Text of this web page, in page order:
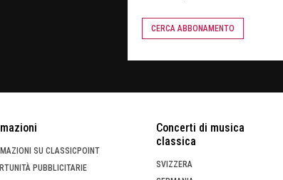
CERCA ABBONAMENTO
SU CLASSICPOINT
PUBBLICITARIE
Concerti di musica
classica
SVIZZERA